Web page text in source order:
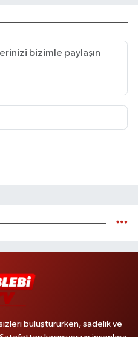
buluştururken, sadelik ve